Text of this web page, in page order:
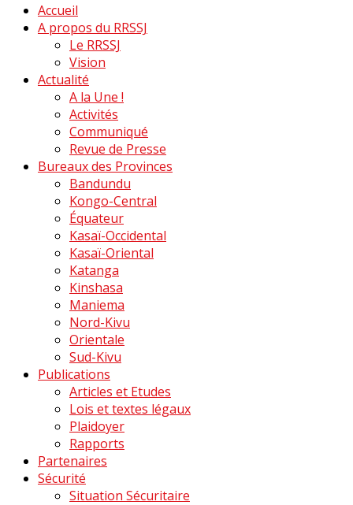
Accueil
A propos du RRSSJ
Le RRSSJ
Vision
Actualité
A la Une !
Activités
Communiqué
Revue de Presse
Bureaux des Provinces
Bandundu
Kongo-Central
Équateur
Kasaï-Occidental
Kasaï-Oriental
Katanga
Kinshasa
Maniema
Nord-Kivu
Orientale
Sud-Kivu
Publications
Articles et Etudes
Lois et textes légaux
Plaidoyer
Rapports
Partenaires
Sécurité
Situation Sécuritaire